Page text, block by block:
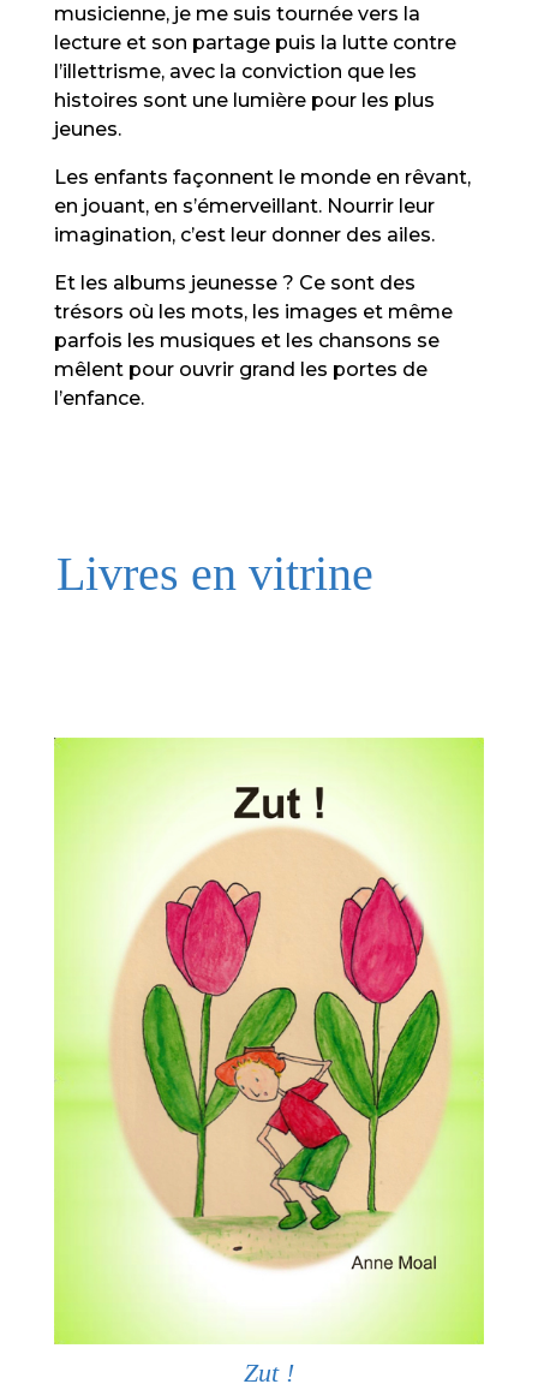
musicienne, je me suis tournée vers la
lecture et son partage puis la lutte contre
l’illettrisme, avec la conviction que les
histoires sont une lumière pour les plus
jeunes.
Les enfants façonnent le monde en rêvant,
en jouant, en s’émerveillant. Nourrir leur
imagination, c’est leur donner des ailes.
Et les albums jeunesse ? Ce sont des
trésors où les mots, les images et même
parfois les musiques et les chansons se
mêlent pour ouvrir grand les portes de
l’enfance.
Livres en vitrine
Zut !